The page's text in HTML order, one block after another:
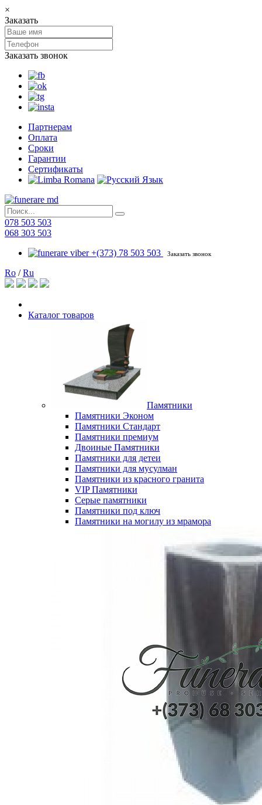
×
Заказать
Заказать звонок
Партнерам
Оплата
Сроки
Гарантии
Сертификаты
078 503 503
068 303 503
+(373) 78 503 503
Заказать звонок
Ro /Ru
Каталог товаров
Памятники
Памятники Эконом
Памятники Стандарт
Памятники премиум
Двоиные Памятники
Памятники для детеи
Памятники для мусулман
Памятники из красного гранита
VIP Памятники
Серые памятники
Памятники под ключ
Памятники на могилу из мрамора